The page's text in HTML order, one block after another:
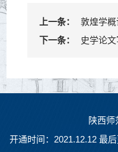
上一条：
敦煌学概
下一条：
史学论
陕西师
开通时间： 2021.12.12 最后